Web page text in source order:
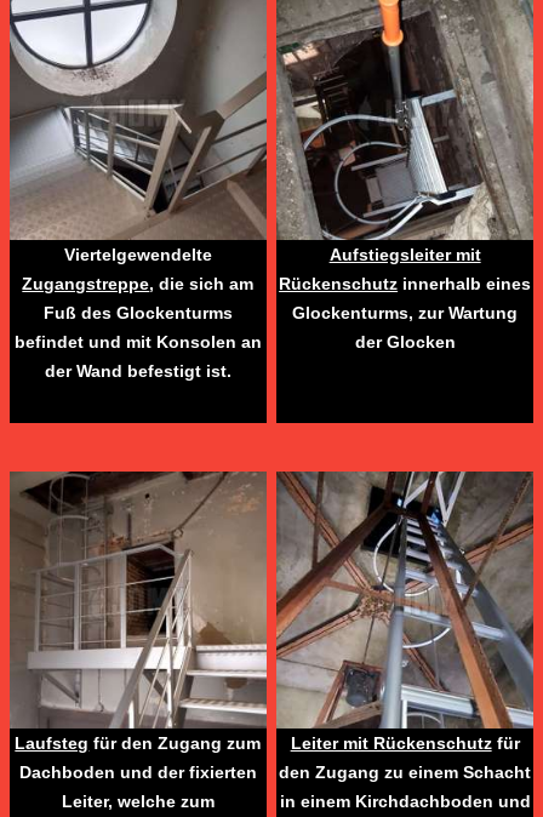
Viertelgewendelte
Zugangstreppe, die sich am
Fuß des Glockenturms
befindet und mit Konsolen an
der Wand befestigt ist.
Aufstiegsleiter mit
Rückenschutz innerhalb eines
Glockenturms, zur Wartung
der Glocken
Laufsteg für den Zugang zum
Dachboden und der fixierten
Leiter, welche zum
Leiter mit Rückenschutzfür
den Zugang zu einem Schacht
in einem Kirchdachboden und